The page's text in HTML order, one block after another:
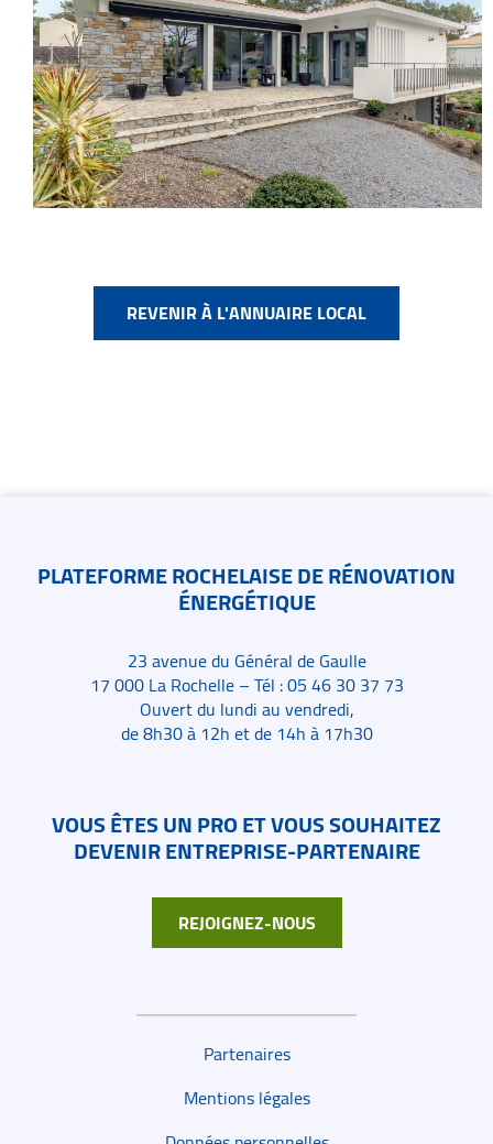
REVENIR À L'ANNUAIRE LOCAL
PLATEFORME ROCHELAISE DE RÉNOVATION
ÉNERGÉTIQUE
23 avenue du Général de Gaulle
17 000 La Rochelle – Tél : 05 46 30 37 73
Ouvert du lundi au vendredi,
de 8h30 à 12h et de 14h à 17h30
VOUS ÊTES UN PRO ET VOUS SOUHAITEZ
DEVENIR ENTREPRISE-PARTENAIRE
REJOIGNEZ-NOUS
Liens de bas de page
Partenaires
Mentions légales